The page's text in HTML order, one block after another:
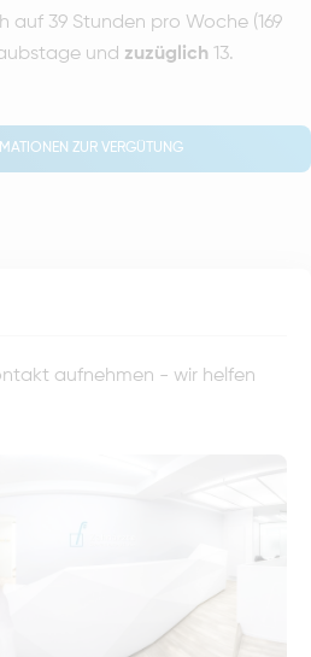
auf 39 Stunden pro Woche (169
und zuzüglich 13.
ZUR VERGÜTUNG
aufnehmen - wir helfen